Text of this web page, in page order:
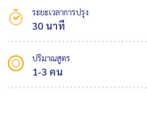
ระยะเวลาการปรุง
30 นาที
ปริมาณสูตร
1-3 คน